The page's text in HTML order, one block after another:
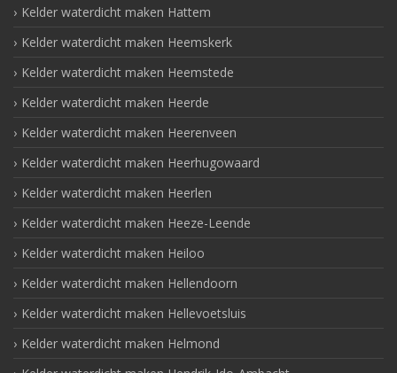
Kelder waterdicht maken Hattem
Kelder waterdicht maken Heemskerk
Kelder waterdicht maken Heemstede
Kelder waterdicht maken Heerde
Kelder waterdicht maken Heerenveen
Kelder waterdicht maken Heerhugowaard
Kelder waterdicht maken Heerlen
Kelder waterdicht maken Heeze-Leende
Kelder waterdicht maken Heiloo
Kelder waterdicht maken Hellendoorn
Kelder waterdicht maken Hellevoetsluis
Kelder waterdicht maken Helmond